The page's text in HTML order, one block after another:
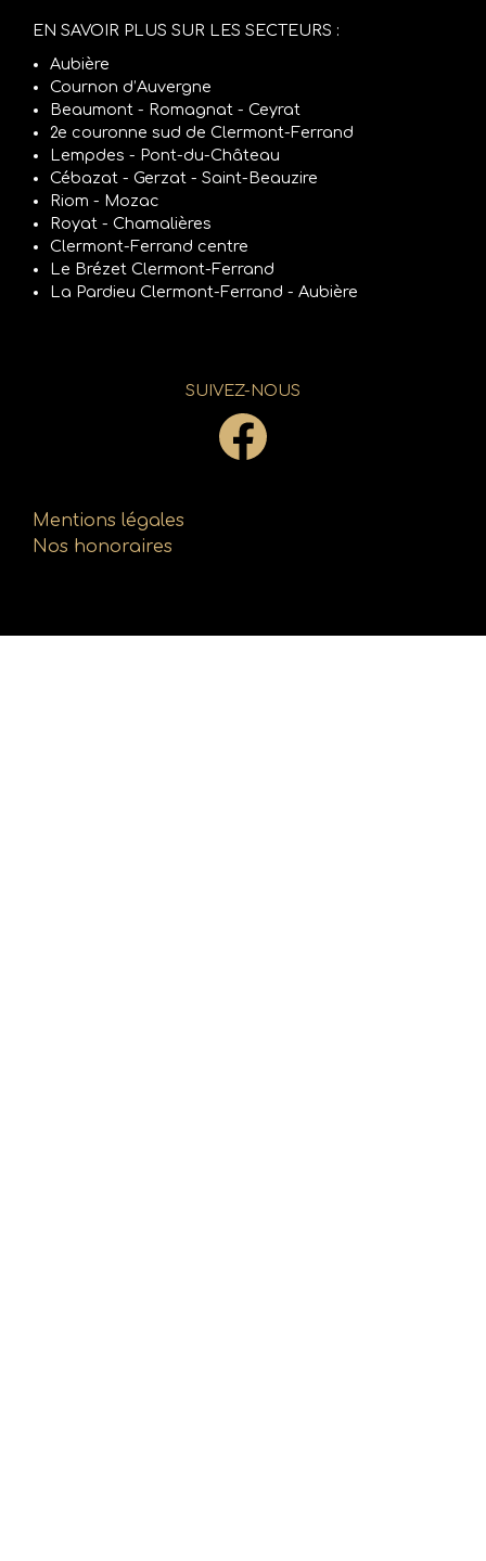
EN SAVOIR PLUS SUR LES SECTEURS :
Aubière
Cournon d’Auvergne
Beaumont - Romagnat - Ceyrat
2e couronne sud de Clermont-Ferrand
Lempdes - Pont-du-Château
Cébazat - Gerzat - Saint-Beauzire
Riom - Mozac
Royat - Chamalières
Clermont-Ferrand centre
Le Brézet Clermont-Ferrand
La Pardieu Clermont-Ferrand - Aubière
SUIVEZ-NOUS
Mentions légales
Nos honoraires